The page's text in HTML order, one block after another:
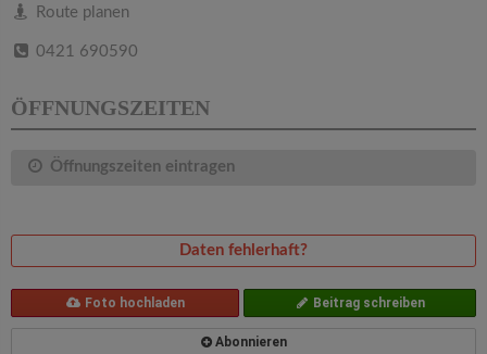
Route planen
0421 690590
ÖFFNUNGSZEITEN
Öffnungszeiten eintragen
Daten fehlerhaft?
Foto hochladen Beitrag schreiben
Abonnieren
i
g